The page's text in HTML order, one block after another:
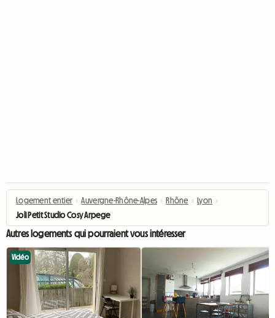
Logement entier › Auvergne-Rhône-Alpes › Rhône › Lyon ›
Joli Petit Studio Cosy Arpege
Autres logements qui pourraient vous intéresser
Vidéo